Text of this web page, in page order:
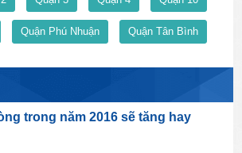
Quận Phú Nhuận Quận Tân Bình
trong năm 2016 sẽ tăng hay